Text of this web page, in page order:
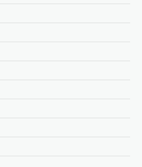
114 റാഫേൽ
വാങ്ങാനുള്ള
നിർമ്മിക്കാൻ ഫ്രാൻസ്
ചൈനക്കും
റഷ്യൻ എണ്ണ